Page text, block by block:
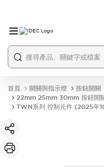
首頁 開關與指示燈
按鈕開關
22mm 25mm 30mm 按鈕開
TWN系列 控制元件 (2025年